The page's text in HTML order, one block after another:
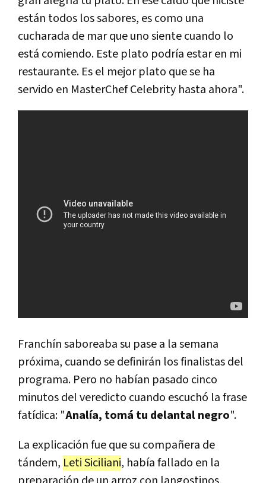
están todos los sabores, es como una
cucharada de mar que uno siente cuando lo
está comiendo. Este plato podría estar en mi
restaurante. Es el mejor plato que se ha
servido en MasterChef Celebrity hasta ahora".
Franchín saboreaba su pase a la semana
próxima, cuando se definirán los finalistas del
programa. Pero no habían pasado cinco
minutos del veredicto cuando escuchó la frase
fatídica: "Analía, tomá tu delantal negro".
La explicación fue que su compañera de
tándem, Leti Siciliani, había fallado en la